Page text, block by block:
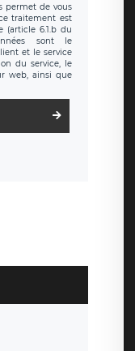
permet de vous
traitement est
(article 6.1.b du
sont le
et le service
du service, le
web, ainsi que
Le formulaire
hébergé par
clauses de
collectées
en sollicite la
l’adresse mail :
Vous avez
auprès